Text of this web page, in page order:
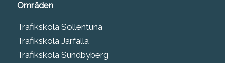
Områden
Trafikskola Sollentuna
Trafikskola Järfälla
Trafikskola Sundbyberg